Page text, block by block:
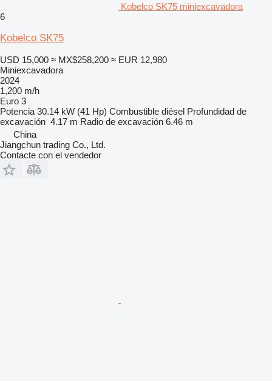
Kobelco SK75 miniexcavadora
6
Kobelco SK75
USD 15,000 ≈ MX$258,200 ≈ EUR 12,980
Miniexcavadora
2024
1,200 m/h
Euro 3
Potencia 30.14 kW (41 Hp) Combustible diésel Profundidad de
excavación 4.17 m Radio de excavación 6.46 m
China
Jiangchun trading Co., Ltd.
Contacte con el vendedor